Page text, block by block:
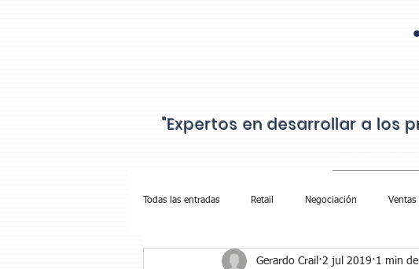
"Expertos en desarrollar a los
Todas las entradas Retail Negociación Ventas
Cobranza Walmart Gerardo Crail 2 jul 2019 1 min